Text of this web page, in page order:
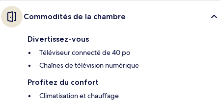
Commodités de la chambre
Divertissez-vous
Téléviseur connecté de 40 po
Chaînes de télévision numérique
Profitez du confort
Climatisation et chauffage